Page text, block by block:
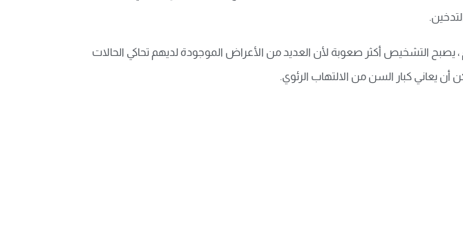
التشخيص أكثر صعوبة لأن العديد من الأعراض الموجودة لديهم تحاكي الحالات
يعاني كبار السن من الالتهاب الرئوي.